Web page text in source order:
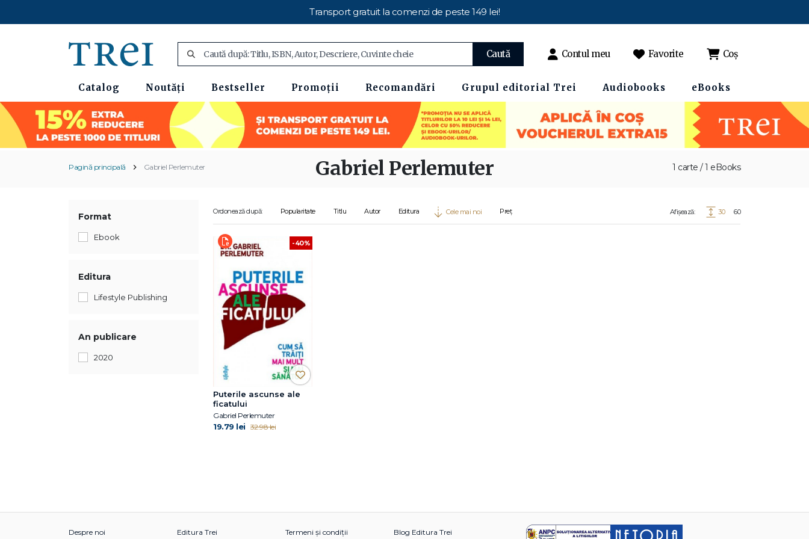
Transport gratuit la comenzi de peste 149 lei!
Caută Contul meu Favorite Coș
Catalog Noutăți Bestseller Promoții Recomandări Grupul editorial Trei Audiobooks eBooks
Pagină principală Gabriel Perlemuter 1 carte / 1 eBooks
Gabriel Perlemuter
Format
Ebook
Editura
Lifestyle Publishing
An publicare
2020
Ordonează după: Popularitate Titlu Autor Editura Cele mai noi Preț Afișează: 30 60
-40%
Puterile ascunse ale
ficatului
Gabriel Perlemuter
19.79 lei 32.98 lei
Despre noi Editura Trei Termeni și condiții Blog Editura Trei